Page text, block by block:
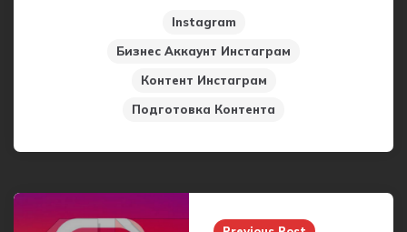
Instagram
Бизнес Аккаунт Инстаграм
Контент Инстаграм
Подготовка Контента
Post